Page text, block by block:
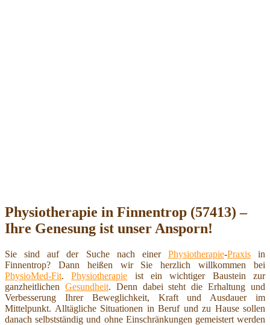
Physiotherapie in Finnentrop (57413) –
Ihre Genesung ist unser Ansporn!
Sie sind auf der Suche nach einer Physiotherapie-Praxisin
Finnentrop? Dann heißen wir Sie herzlich willkommen bei
PhysioMed-Fit.Physiotherapie ist ein wichtiger Baustein zur
ganzheitlichen Gesundheit. Denn dabei steht die Erhaltung und
Verbesserung Ihrer Beweglichkeit, Kraft und Ausdauer im
Mittelpunkt. Alltägliche Situationen in Beruf und zu Hause sollen
danach selbstständig und ohne Einschränkungen gemeistert werden